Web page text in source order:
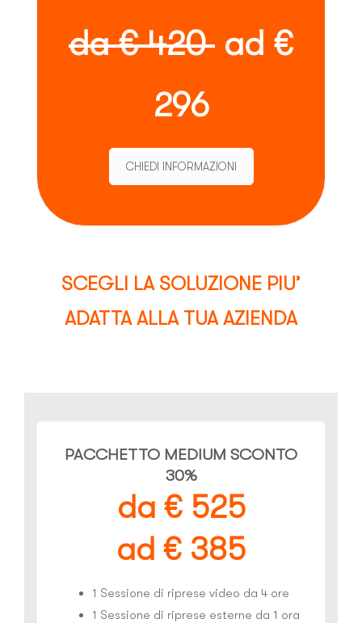
da € 420 ad €
296
CHIEDI INFORMAZIONI
SCEGLI LA SOLUZIONE PIU’
ADATTA ALLA TUA AZIENDA
PACCHETTO MEDIUM SCONTO
30%
da € 525
ad € 385
1 Sessione di riprese video da 4 ore
1 Sessione di riprese esterne da 1 ora